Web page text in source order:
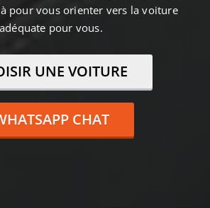
pour vous orienter vers la voiture
adéquate pour vous.
UNE VOITURE
CHAT